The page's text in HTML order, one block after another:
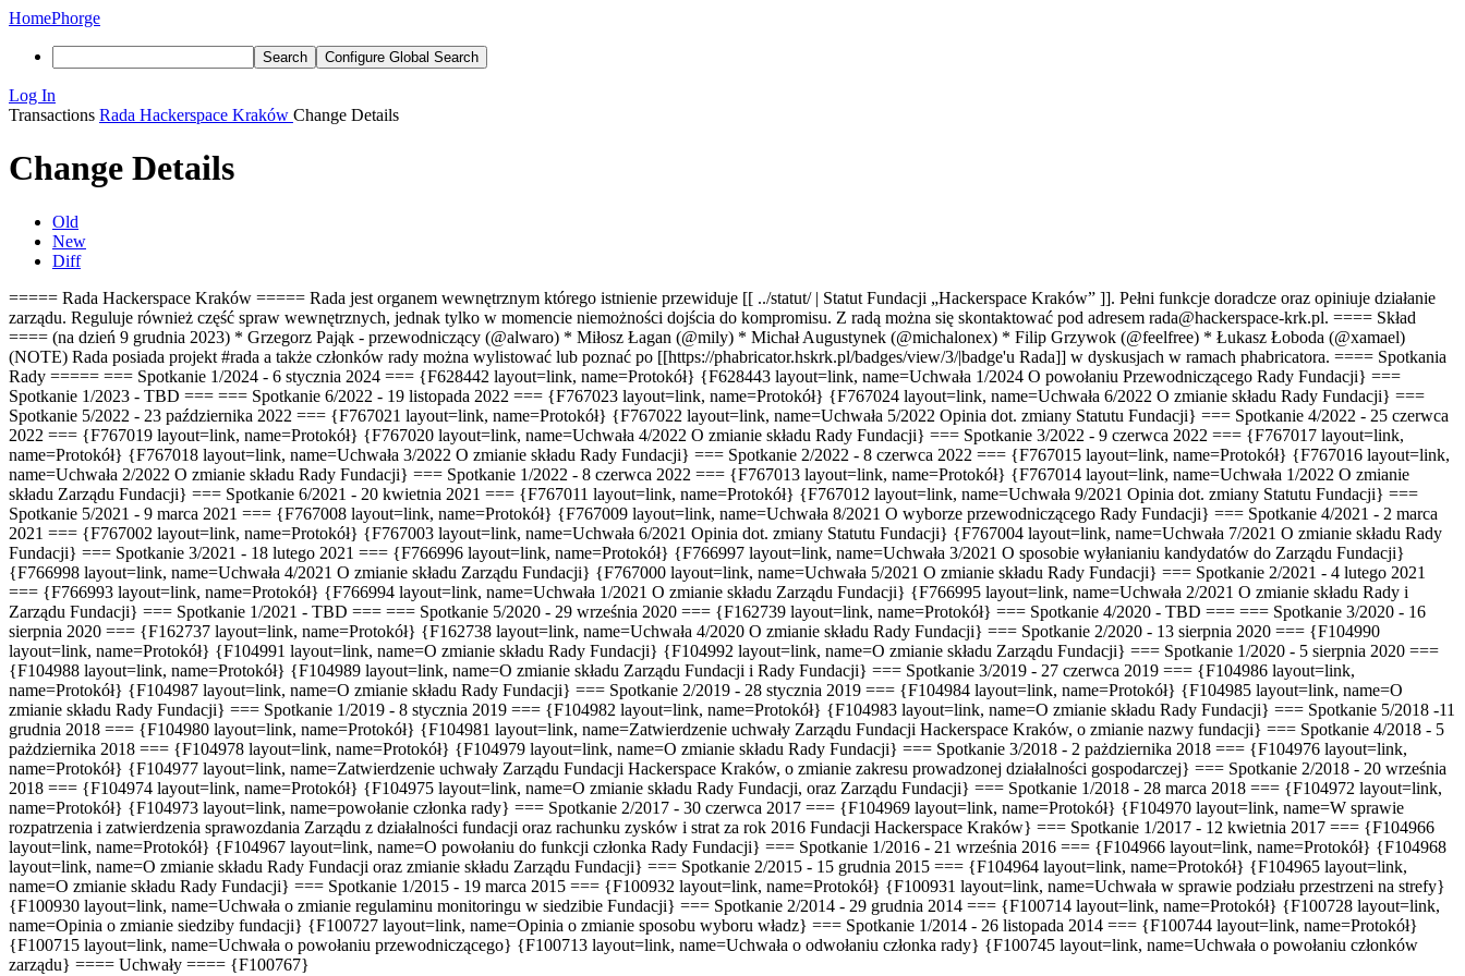
HomePhorge
Search Configure Global Search
Log In
Transactions Rada Hackerspace Kraków Change Details
Change Details
Old
New
Diff
===== Rada Hackerspace Kraków ===== Rada jest organem wewnętrznym którego istnienie przewiduje [[ ../statut/ | Statut Fundacji „Hackerspace Kraków” ]]. Pełni funkcje doradcze oraz opiniuje działanie
zarządu. Reguluje również część spraw wewnętrznych, jednak tylko w momencie niemożności dojścia do kompromisu. Z radą można się skontaktować pod adresem rada@hackerspace-krk.pl. ==== Skład
==== (na dzień 9 grudnia 2023) * Grzegorz Pająk - przewodniczący (@alwaro) * Miłosz Łagan (@mily) * Michał Augustynek (@michalonex) * Filip Grzywok (@feelfree) * Łukasz Łoboda (@xamael)
(NOTE) Rada posiada projekt #rada a także członków rady można wylistować lub poznać po [[https://phabricator.hskrk.pl/badges/view/3/|badge'u Rada]] w dyskusjach w ramach phabricatora. ==== Spotkania
Rady ===== === Spotkanie 1/2024 - 6 stycznia 2024 === {F628442 layout=link, name=Protokół} {F628443 layout=link, name=Uchwała 1/2024 O powołaniu Przewodniczącego Rady Fundacji} ===
Spotkanie 1/2023 - TBD === === Spotkanie 6/2022 - 19 listopada 2022 === {F767023 layout=link, name=Protokół} {F767024 layout=link, name=Uchwała 6/2022 O zmianie składu Rady Fundacji} ===
Spotkanie 5/2022 - 23 października 2022 === {F767021 layout=link, name=Protokół} {F767022 layout=link, name=Uchwała 5/2022 Opinia dot. zmiany Statutu Fundacji} === Spotkanie 4/2022 - 25 czerwca
2022 === {F767019 layout=link, name=Protokół} {F767020 layout=link, name=Uchwała 4/2022 O zmianie składu Rady Fundacji} === Spotkanie 3/2022 - 9 czerwca 2022 === {F767017 layout=link,
name=Protokół} {F767018 layout=link, name=Uchwała 3/2022 O zmianie składu Rady Fundacji} === Spotkanie 2/2022 - 8 czerwca 2022 === {F767015 layout=link, name=Protokół} {F767016 layout=link,
name=Uchwała 2/2022 O zmianie składu Rady Fundacji} === Spotkanie 1/2022 - 8 czerwca 2022 === {F767013 layout=link, name=Protokół} {F767014 layout=link, name=Uchwała 1/2022 O zmianie
składu Zarządu Fundacji} === Spotkanie 6/2021 - 20 kwietnia 2021 === {F767011 layout=link, name=Protokół} {F767012 layout=link, name=Uchwała 9/2021 Opinia dot. zmiany Statutu Fundacji} ===
Spotkanie 5/2021 - 9 marca 2021 === {F767008 layout=link, name=Protokół} {F767009 layout=link, name=Uchwała 8/2021 O wyborze przewodniczącego Rady Fundacji} === Spotkanie 4/2021 - 2 marca
2021 === {F767002 layout=link, name=Protokół} {F767003 layout=link, name=Uchwała 6/2021 Opinia dot. zmiany Statutu Fundacji} {F767004 layout=link, name=Uchwała 7/2021 O zmianie składu Rady
Fundacji} === Spotkanie 3/2021 - 18 lutego 2021 === {F766996 layout=link, name=Protokół} {F766997 layout=link, name=Uchwała 3/2021 O sposobie wyłanianiu kandydatów do Zarządu Fundacji}
{F766998 layout=link, name=Uchwała 4/2021 O zmianie składu Zarządu Fundacji} {F767000 layout=link, name=Uchwała 5/2021 O zmianie składu Rady Fundacji} === Spotkanie 2/2021 - 4 lutego 2021
=== {F766993 layout=link, name=Protokół} {F766994 layout=link, name=Uchwała 1/2021 O zmianie składu Zarządu Fundacji} {F766995 layout=link, name=Uchwała 2/2021 O zmianie składu Rady i
Zarządu Fundacji} === Spotkanie 1/2021 - TBD === === Spotkanie 5/2020 - 29 września 2020 === {F162739 layout=link, name=Protokół} === Spotkanie 4/2020 - TBD === === Spotkanie 3/2020 - 16
sierpnia 2020 === {F162737 layout=link, name=Protokół} {F162738 layout=link, name=Uchwała 4/2020 O zmianie składu Rady Fundacji} === Spotkanie 2/2020 - 13 sierpnia 2020 === {F104990
layout=link, name=Protokół} {F104991 layout=link, name=O zmianie składu Rady Fundacji} {F104992 layout=link, name=O zmianie składu Zarządu Fundacji} === Spotkanie 1/2020 - 5 sierpnia 2020 ===
{F104988 layout=link, name=Protokół} {F104989 layout=link, name=O zmianie składu Zarządu Fundacji i Rady Fundacji} === Spotkanie 3/2019 - 27 czerwca 2019 === {F104986 layout=link,
name=Protokół} {F104987 layout=link, name=O zmianie składu Rady Fundacji} === Spotkanie 2/2019 - 28 stycznia 2019 === {F104984 layout=link, name=Protokół} {F104985 layout=link, name=O
zmianie składu Rady Fundacji} === Spotkanie 1/2019 - 8 stycznia 2019 === {F104982 layout=link, name=Protokół} {F104983 layout=link, name=O zmianie składu Rady Fundacji} === Spotkanie 5/2018 -11
grudnia 2018 === {F104980 layout=link, name=Protokół} {F104981 layout=link, name=Zatwierdzenie uchwały Zarządu Fundacji Hackerspace Kraków, o zmianie nazwy fundacji} === Spotkanie 4/2018 - 5
pażdziernika 2018 === {F104978 layout=link, name=Protokół} {F104979 layout=link, name=O zmianie składu Rady Fundacji} === Spotkanie 3/2018 - 2 pażdziernika 2018 === {F104976 layout=link,
name=Protokół} {F104977 layout=link, name=Zatwierdzenie uchwały Zarządu Fundacji Hackerspace Kraków, o zmianie zakresu prowadzonej działalności gospodarczej} === Spotkanie 2/2018 - 20 września
2018 === {F104974 layout=link, name=Protokół} {F104975 layout=link, name=O zmianie składu Rady Fundacji, oraz Zarządu Fundacji} === Spotkanie 1/2018 - 28 marca 2018 === {F104972 layout=link,
name=Protokół} {F104973 layout=link, name=powołanie członka rady} === Spotkanie 2/2017 - 30 czerwca 2017 === {F104969 layout=link, name=Protokół} {F104970 layout=link, name=W sprawie
rozpatrzenia i zatwierdzenia sprawozdania Zarządu z działalności fundacji oraz rachunku zysków i strat za rok 2016 Fundacji Hackerspace Kraków} === Spotkanie 1/2017 - 12 kwietnia 2017 === {F104966
layout=link, name=Protokół} {F104967 layout=link, name=O powołaniu do funkcji członka Rady Fundacji} === Spotkanie 1/2016 - 21 września 2016 === {F104966 layout=link, name=Protokół} {F104968
layout=link, name=O zmianie składu Rady Fundacji oraz zmianie składu Zarządu Fundacji} === Spotkanie 2/2015 - 15 grudnia 2015 === {F104964 layout=link, name=Protokół} {F104965 layout=link,
name=O zmianie składu Rady Fundacji} === Spotkanie 1/2015 - 19 marca 2015 === {F100932 layout=link, name=Protokół} {F100931 layout=link, name=Uchwała w sprawie podziału przestrzeni na strefy}
{F100930 layout=link, name=Uchwała o zmianie regulaminu monitoringu w siedzibie Fundacji} === Spotkanie 2/2014 - 29 grudnia 2014 === {F100714 layout=link, name=Protokół} {F100728 layout=link,
name=Opinia o zmianie siedziby fundacji} {F100727 layout=link, name=Opinia o zmianie sposobu wyboru władz} === Spotkanie 1/2014 - 26 listopada 2014 === {F100744 layout=link, name=Protokół}
{F100715 layout=link, name=Uchwała o powołaniu przewodniczącego} {F100713 layout=link, name=Uchwała o odwołaniu członka rady} {F100745 layout=link, name=Uchwała o powołaniu członków
zarządu} ==== Uchwały ==== {F100767}